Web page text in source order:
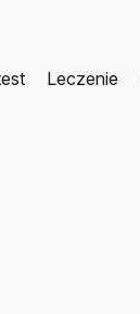
Leczenie